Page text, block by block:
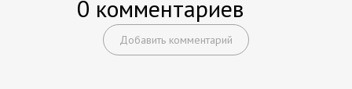
0 комментариев
Добавить комментарий